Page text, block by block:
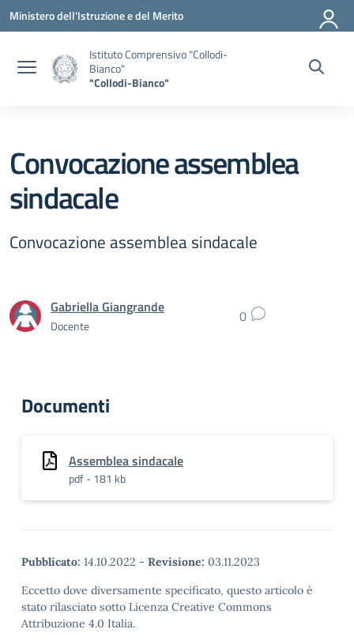
Vai ai contenuti
Vai al menu di navigazione
Vai al footer
Ministero dell'Istruzione e del Merito
Istituto Comprensivo "Collodi-
Bianco"
"Collodi-Bianco"
Convocazione assemblea
sindacale
Convocazione assemblea sindacale
Gabriella Giangrande
Docente 0
Documenti
Assemblea sindacale
pdf - 181 kb
Pubblicato: 14.10.2022 - Revisione: 03.11.2023
Eccetto dove diversamente specificato, questo articolo è
stato rilasciato sotto Licenza Creative Commons
Attribuzione 4.0 Italia.